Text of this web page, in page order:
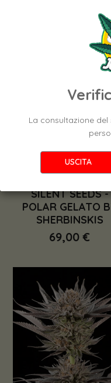
SILENT SEEDS -
POLAR GELATO
SHERBINSKIS
69,00 €
La consultazione
USCITA